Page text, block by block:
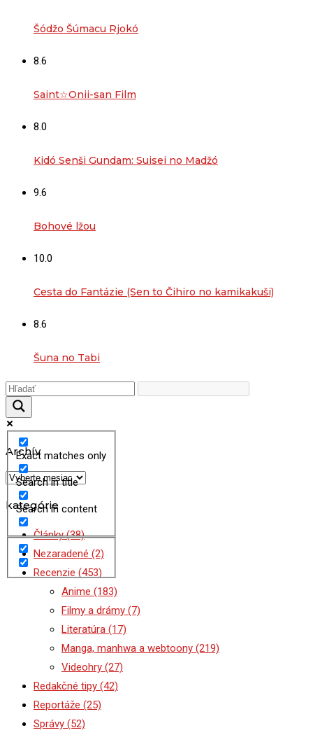
Šódžo Šúmacu Rjokó
8.6
Saint☆Onii-san Film
8.0
Kidó Senši Gundam: Suisei no Madžó
9.6
Bohové lžou
10.0
Cesta do Fantázie (Sen to Čihiro no kamikakuši)
8.6
Šuna no Tabi
Exact matches only
Search in title
Search in content
Archív
Archív
kategórie
Články(38)
Nezaradené (2)
Recenzie (453)
Anime (183)
Filmy a drámy (7)
Literatúra (17)
Manga, manhwa a webtoony (219)
Videohry (27)
Redakčné tipy (42)
Reportáže (25)
Správy (52)